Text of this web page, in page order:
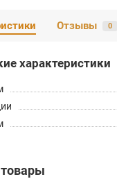
Отзывы 0
характеристики